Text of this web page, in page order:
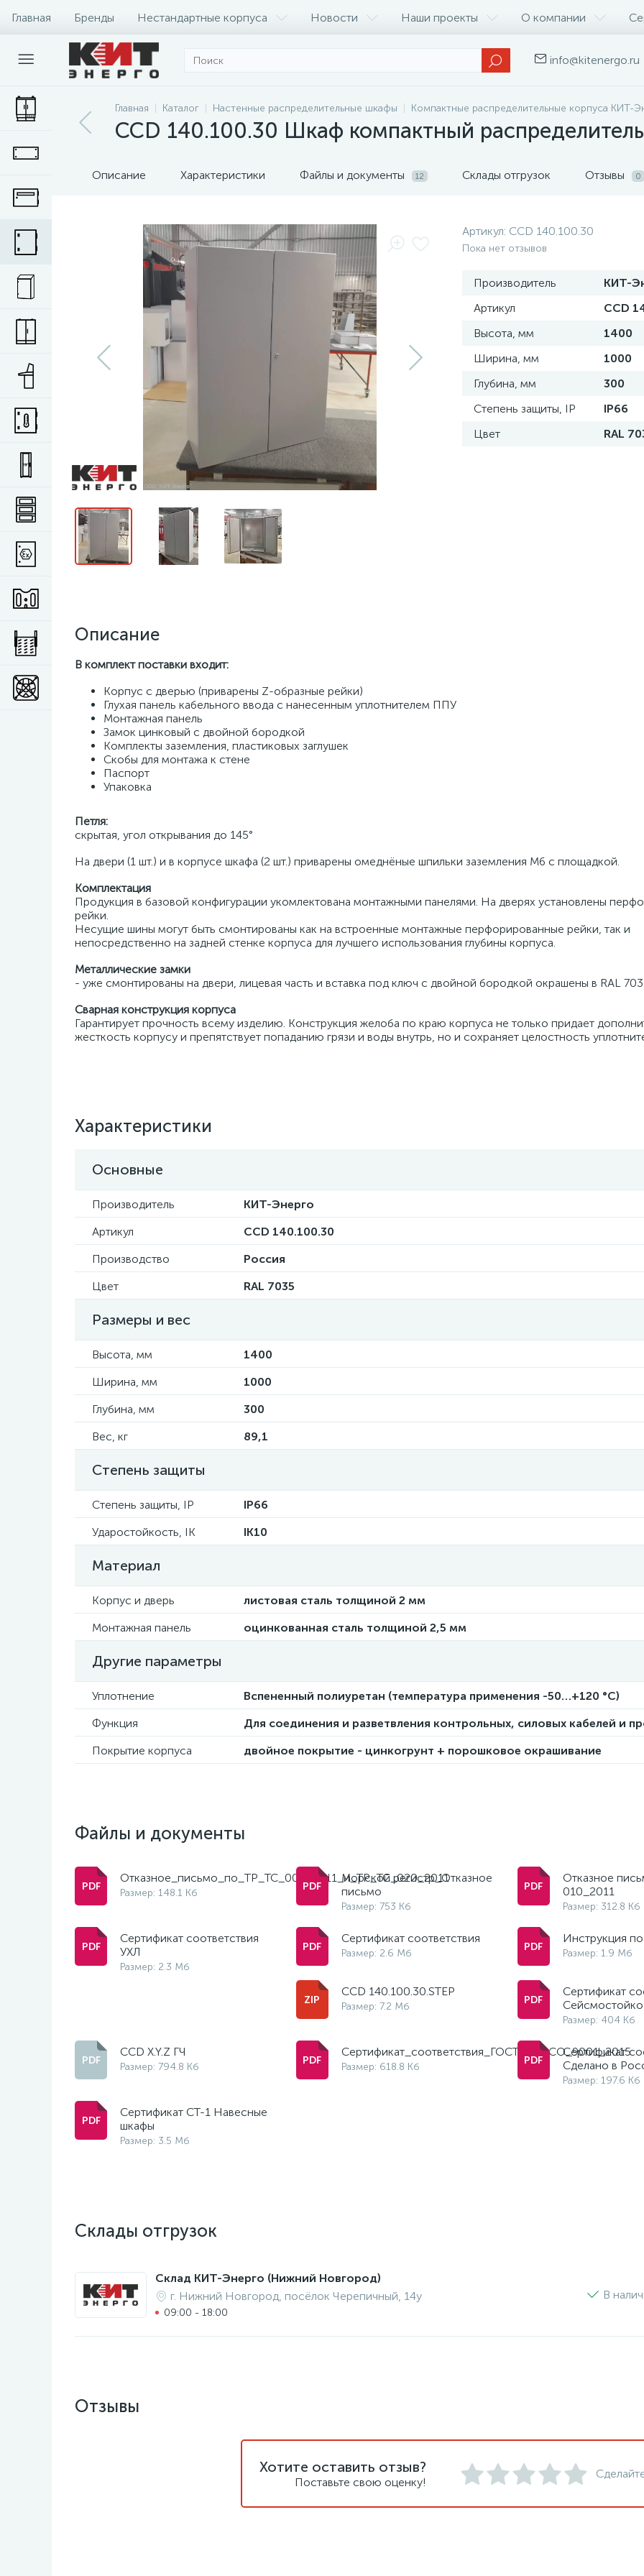
Главная Бренды Нестандартные корпуса Новости Наши проекты О компании
info@kitenergo.ru
Главная Каталог Настенные распределительные шкафы Компактные распределительные корпуса КИТ-
CCD 140.100.30 Шкаф компактный
Описание Характеристики Файлы и документы 12 Склады отгрузок Отзывы 0
Артикул: CCD 140.100.30
Пока нет отзывов
Производитель
КИТ-
Артикул
CCD
Высота, мм
1400
Ширина, мм
1000
Глубина, мм
300
Степень защиты, IP
IP66
Цвет
RAL
Описание
В комплект поставки входит:
Корпус с дверью (приварены Z-образные рейки)
Глухая панель кабельного ввода с нанесенным уплотнителем ППУ
Монтажная панель
Замок цинковый с двойной бородкой
Комплекты заземления, пластиковых заглушек
Скобы для монтажа к стене
Паспорт
Упаковка
Петля:
скрытая, угол открывания до 145°
На двери (1 шт.) и в корпусе шкафа (2 шт.) приварены омеднёные шпильки заземления М6 с площадкой.
Комплектация
Продукция в базовой конфигурации укомлектована монтажными панелями. На дверях установлены
рейки.
Несущие шины могут быть смонтированы как на встроенные монтажные перфорированные рейки, так и
непосредственно на задней стенке корпуса для лучшего использования глубины корпуса.
Металлические замки
- уже смонтированы на двери, лицевая часть и вставка под ключ с двойной бородкой окрашены в RAL
Сварная конструкция корпуса
Гарантирует прочность всему изделию. Конструкция желоба по краю корпуса не только придает
жесткость корпусу и препятствует попаданию грязи и воды внутрь, но и сохраняет целостность
Характеристики
Основные
Производитель
КИТ-Энерго
Артикул
CCD 140.100.30
Производство
Россия
Цвет
RAL 7035
Размеры и вес
Высота, мм
1400
Ширина, мм
1000
Глубина, мм
300
Вес, кг
89,1
Степень защиты
Степень защиты, IP
IP66
Ударостойкость, IK
IK10
Материал
Корпус и дверь
листовая сталь толщиной 2 мм
Монтажная панель
оцинкованная сталь толщиной 2,5 мм
Другие параметры
Уплотнение
Вспененный полиуретан (температура применения -50…+120 °С)
Функция
Для соединения и разветвления контрольных, силовых кабелей и
Покрытие корпуса
двойное покрытие - цинкогрунт + порошковое окрашивание
Файлы и документы
Отказное_письмо_по_ТР_ТС_004_2011_и_ТР_ТС_020_2011
Размер: 148.1 Кб
Морской регистр_Отказное
письмо
Размер: 753 Кб
Отказное
010_2011
Размер: 312.8 Кб
Сертификат соответствия
УХЛ
Размер: 2.3 Мб
Сертификат соответствия
Размер: 2.6 Мб
Инструкция
Размер: 1.9 Мб
CCD 140.100.30.STEP
Размер: 7.2 Мб
Сертификат
Размер: 404 Кб
CCD X.Y.Z ГЧ
Размер: 794.8 Кб
Сертификат_соответствия_ГОСТ_Р_ИСО_9001_2015
Размер: 618.8 Кб
Сертификат
Сделано в
Размер: 197.6 Кб
Сертификат СТ-1 Навесные
шкафы
Размер: 3.5 Мб
Склады отгрузок
Склад КИТ-Энерго (Нижний Новгород)
г. Нижний Новгород, посёлок Черепичный, 14у
09:00 - 18:00
В
Отзывы
Хотите оставить отзыв?
Поставьте свою оценку!